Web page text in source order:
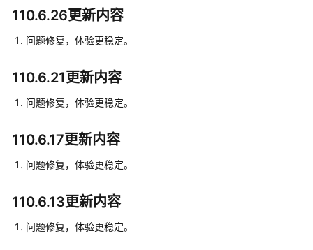
服
务
产
绍
费
说
明
110.6.26更新内容
问题修复，体验更稳定。
110.6.21更新内容
问题修复，体验更稳定。
110.6.17更新内容
问题修复，体验更稳定。
110.6.13更新内容
问题修复，体验更稳定。